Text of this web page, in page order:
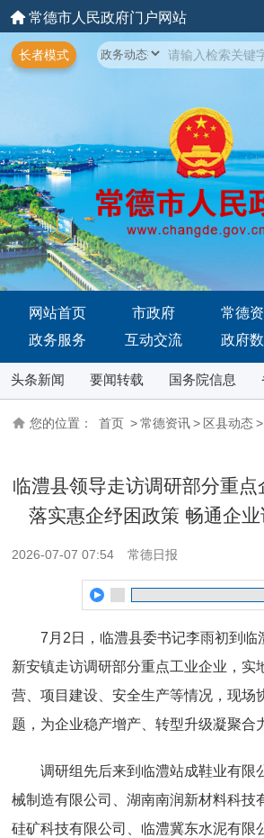
常德市人民政府门户网站
长者模式
网站首页 市政府 常德
政务服务
互动交流 政府
头条新闻 要闻转载 国务院信息
您的位置： 首页 > 常德资讯 > 区县动态 >
临澧县领导走访调研部分重点
落实惠企纾困政策 畅通企
2026-07-07 07:54 常德日报
7月2日，临澧县委书记李雨初到临
新安镇走访调研部分重点工业企业，实
营、项目建设、安全生产等情况，现场
题，为企业稳产增产、转型升级凝聚合
调研组先后来到临澧站成鞋业有限
械制造有限公司、湖南南润新材料科技
硅矿科技有限公司、临澧冀东水泥有限